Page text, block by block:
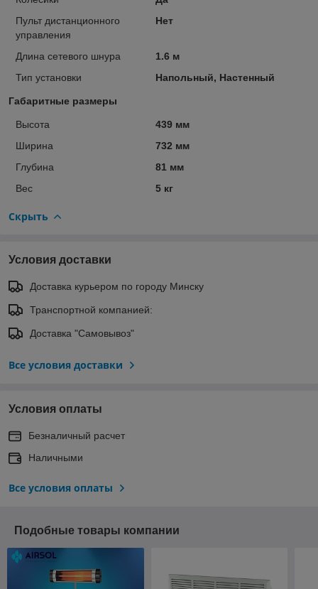
Пульт дистанционного
управления
Нет
Длина сетевого шнура
1.6 м
Тип установки
Напольный, Настенный
Габаритные размеры
Высота
439 мм
Ширина
732 мм
Глубина
81 мм
Вес
5 кг
Скрыть
Условия доставки
Доставка курьером по городу Минску
Транспортной компанией:
Доставка "Самовывоз"
Все условия доставки
Условия оплаты
Безналичный расчет
Наличными
Все условия оплаты
Подобные товары компании